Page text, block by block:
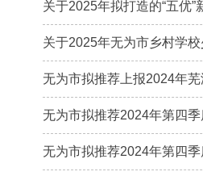
关于2025年拟打造的“五优
关于2025年无为市乡村学
无为市拟推荐上报2024年
无为市拟推荐2024年第四季
无为市拟推荐2024年第四季